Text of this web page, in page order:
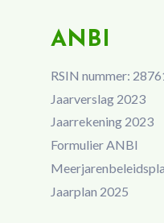
ANBI
RSIN nummer:
Jaarverslag 2023
Jaarrekening 2023
Formulier ANBI
Jaarplan 2025